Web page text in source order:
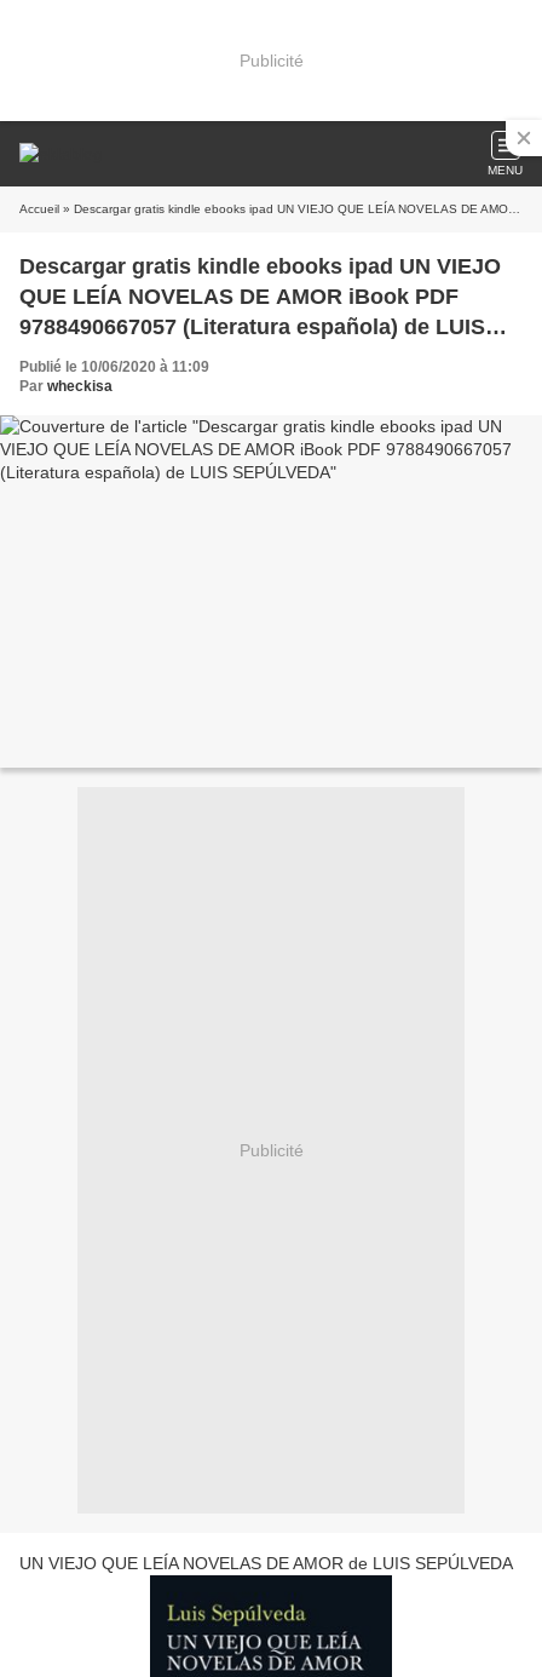
Publicité
MENU
Accueil » Descargar gratis kindle ebooks ipad UN VIEJO QUE LEÍA NOVELAS DE AMOR iBook PDF 9788490667057 (Literatura española) de LUIS SEPÚLVEDA
Descargar gratis kindle ebooks ipad UN VIEJO
QUE LEÍA NOVELAS DE AMOR iBook PDF
9788490667057 (Literatura española) de LUIS
SEPÚLVEDA
Publié le 10/06/2020 à 11:09
Par wheckisa
Publicité
UN VIEJO QUE LEÍA NOVELAS DE AMOR de LUIS SEPÚLVEDA